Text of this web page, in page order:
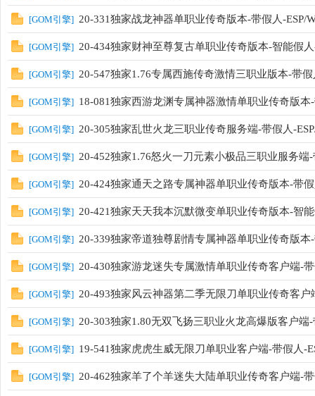
[GOM引擎] 20-331独家战龙神器单职业传奇版本-带假人-ESP/
[GOM引擎] 20-434独家财神至尊复古单职业传奇版本-智能假
[GOM引擎] 20-547独家1.76专属西施传奇激情三职业版本-带
[GOM引擎] 18-081独家西游龙渊专属神器激情单职业传奇版
[GOM引擎] 20-305独家乱世火龙三职业传奇服务端-带假人-
[GOM引擎] 20-452独家1.76怒火一刀元素小极品三职业服务端
[GOM引擎] 20-424独家通天之路专属神器单职业传奇版本-带
[GOM引擎] 20-421独家天天我本沉默微变单职业传奇版本-智
[GOM引擎] 20-339独家帝道独尊剧情专属神器单职业传奇版
[GOM引擎] 20-430独家游龙迷失专属激情单职业传奇客户端-
[GOM引擎] 20-493独家风云神器第二季无限刀单职业传奇客
[GOM引擎] 20-303独家1.80无双飞扬三职业火龙高爆版客户端
[GOM引擎] 19-541独家虎虎生威无限刀单职业客户端-带假人-
[GOM引擎] 20-462独家羊了个羊迷失大陆单职业传奇客户端-